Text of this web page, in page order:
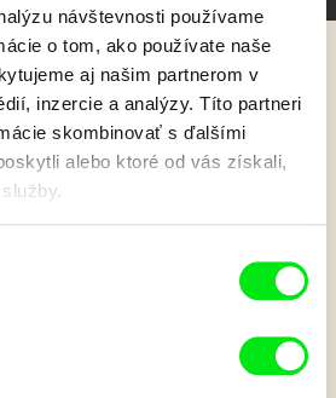
návštevnosti používame
o tom, ako používate naše
aj našim partnerom v
inzercie a analýzy. Títo partneri
skombinovať s ďalšími
alebo ktoré od vás získali,
nájdu dve deti na pláži spôsob
hravý film vytvorený animačnou